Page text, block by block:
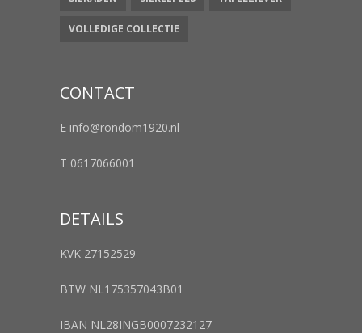
VOLLEDIGE COLLECTIE
CONTACT
E info@rondom1920.nl
T 0617066001
DETAILS
KVK 27152529
BTW NL175357043B01
IBAN NL28INGB0007232127